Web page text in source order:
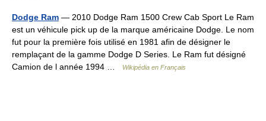
Dodge Ram — 2010 Dodge Ram 1500 Crew Cab Sport Le Ram
est un véhicule pick up de la marque américaine Dodge. Le nom
fut pour la première fois utilisé en 1981 afin de désigner le
remplaçant de la gamme Dodge D Series. Le Ram fut désigné
Camion de l année 1994 …
Wikipédia en Français